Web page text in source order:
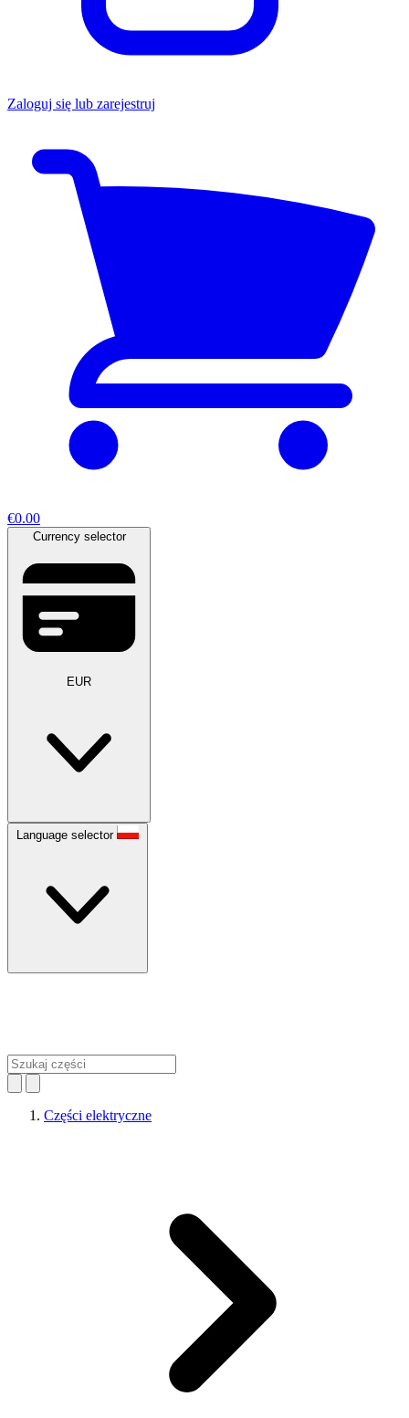
Zaloguj się lub zarejestruj
€0.00
Currency selector
EUR
Language selector
Części elektryczne